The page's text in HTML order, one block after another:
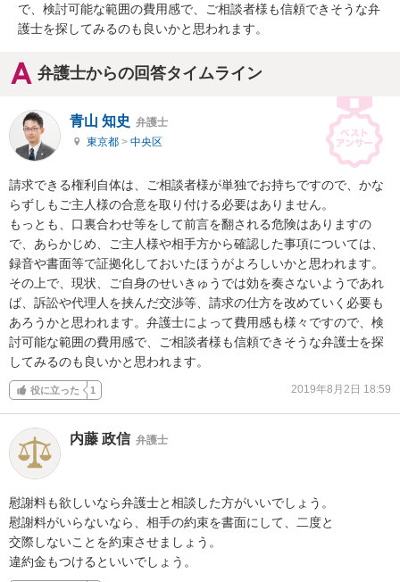
で、検討可能な範囲の費用感で、ご相談者様も信頼できそうな弁
護士を探してみるのも良いかと思われます。
弁護士からの回答タイムライン
青山 知史 弁護士
東京都 > 中央区
請求できる権利自体は、ご相談者様が単独でお持ちですので、かな
らずしもご主人様の合意を取り付ける必要はありません。
もっとも、口裏合わせ等をして前言を翻される危険はありますの
で、あらかじめ、ご主人様や相手方から確認した事項については、
録音や書面等で証拠化しておいたほうがよろしいかと思われます。
その上で、現状、ご自身のせいきゅうでは効を奏さないようであれ
ば、訴訟や代理人を挟んだ交渉等、請求の仕方を改めていく必要も
あろうかと思われます。弁護士によって費用感も様々ですので、検
討可能な範囲の費用感で、ご相談者様も信頼できそうな弁護士を探
してみるのも良いかと思われます。
役に立った 1 2019年8月2日 18:59
内藤 政信 弁護士
慰謝料も欲しいなら弁護士と相談した方がいいでしょう。
慰謝料がいらないなら、相手の約束を書面にして、二度と
交際しないことを約束させましょう。
違約金もつけるといいでしょう。